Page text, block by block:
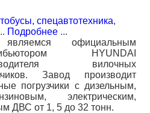
спецавтотехника,
Подробнее ...
официальным
HYUNDAI
вилочных
Завод производит
погрузчики с дизельным,
электрическим,
ДВС от 1, 5 до 32 тонн.